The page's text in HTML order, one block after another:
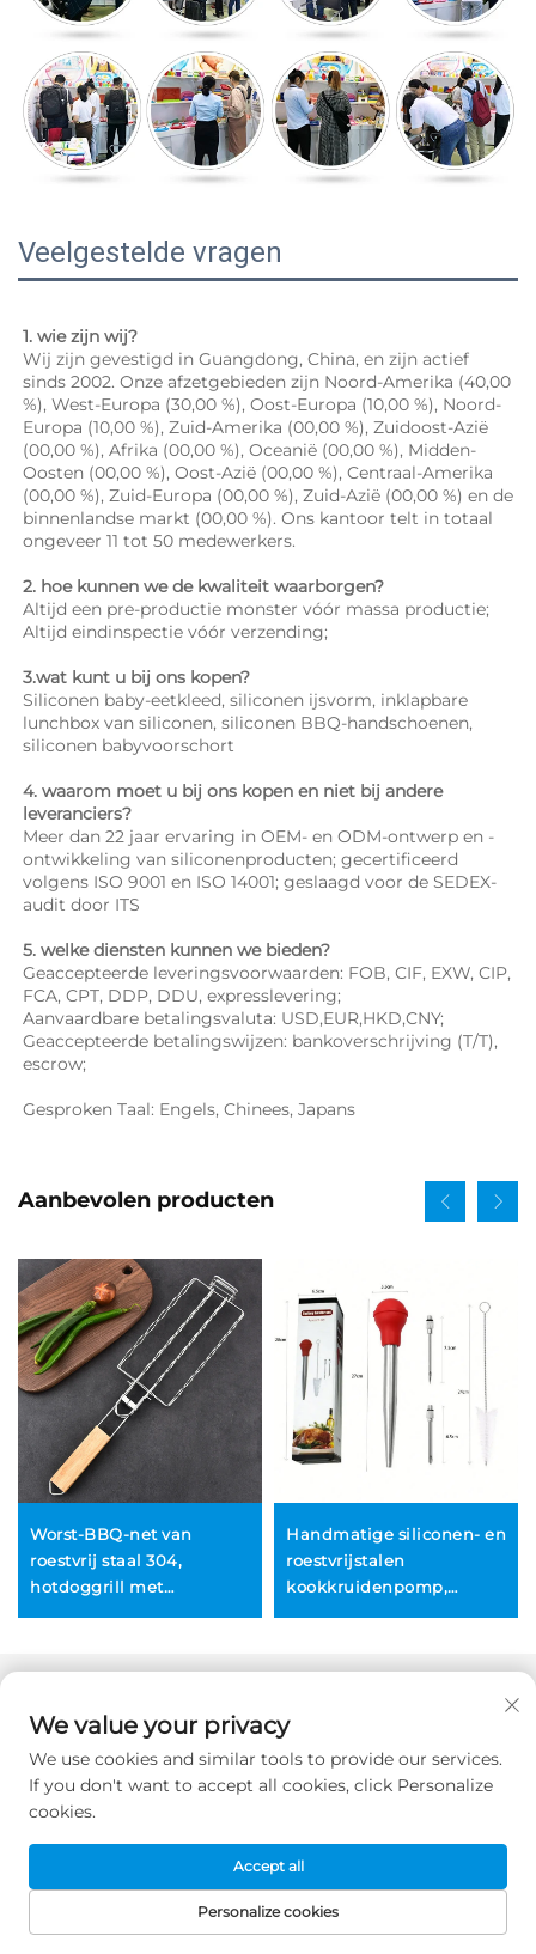
Veelgestelde vragen
1. wie zijn wij?
Wij zijn gevestigd in Guangdong, China, en zijn actief
sinds 2002. Onze afzetgebieden zijn Noord-Amerika (40,00
%), West-Europa (30,00 %), Oost-Europa (10,00 %), Noord-
Europa (10,00 %), Zuid-Amerika (00,00 %), Zuidoost-Azië
(00,00 %), Afrika (00,00 %), Oceanië (00,00 %), Midden-
Oosten (00,00 %), Oost-Azië (00,00 %), Centraal-Amerika
(00,00 %), Zuid-Europa (00,00 %), Zuid-Azië (00,00 %) en de
binnenlandse markt (00,00 %). Ons kantoor telt in totaal
ongeveer 11 tot 50 medewerkers.
2. hoe kunnen we de kwaliteit waarborgen?
Altijd een pre-productie monster vóór massa productie;
Altijd eindinspectie vóór verzending;
3.wat kunt u bij ons kopen?
Siliconen baby-eetkleed, siliconen ijsvorm, inklapbare
lunchbox van siliconen, siliconen BBQ-handschoenen,
siliconen babyvoorschort
4. waarom moet u bij ons kopen en niet bij andere
leveranciers?
Meer dan 22 jaar ervaring in OEM- en ODM-ontwerp en -
ontwikkeling van siliconenproducten; gecertificeerd
volgens ISO 9001 en ISO 14001; geslaagd voor de SEDEX-
audit door ITS
5. welke diensten kunnen we bieden?
Geaccepteerde leveringsvoorwaarden: FOB, CIF, EXW, CIP,
FCA, CPT, DDP, DDU, expresslevering;
Aanvaardbare betalingsvaluta: USD,EUR,HKD,CNY;
Geaccepteerde betalingswijzen: bankoverschrijving (T/T),
escrow;
Gesproken Taal: Engels, Chinees, Japans
Aanbevolen producten
Worst-BBQ-net van
roestvrij staal 304,
hotdoggrill met
Handmatige siliconen- en
roestvrijstalen
kookkruidenpomp,
We value your privacy
We use cookies and similar tools to provide our services.
If you don't want to accept all cookies, click Personalize
cookies.
Personalize cookies
Accept all